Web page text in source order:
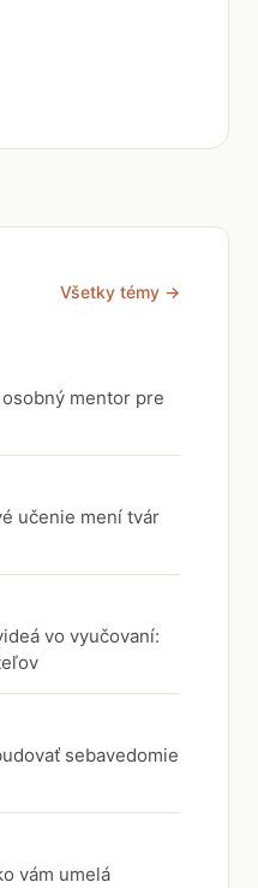
Všetky témy →
mentor pre
učenie mení tvár
vo vyučovaní:
sebavedomie
vám umelá